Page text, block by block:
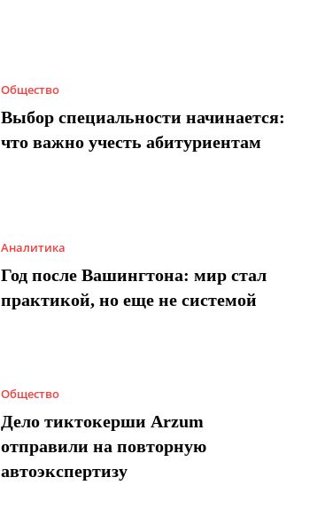
Общество
Выбор специальности начинается:
что важно учесть абитуриентам
Аналитика
Год после Вашингтона: мир стал
практикой, но еще не системой
Общество
Дело тиктокерши Arzum
отправили на повторную
автоэкспертизу